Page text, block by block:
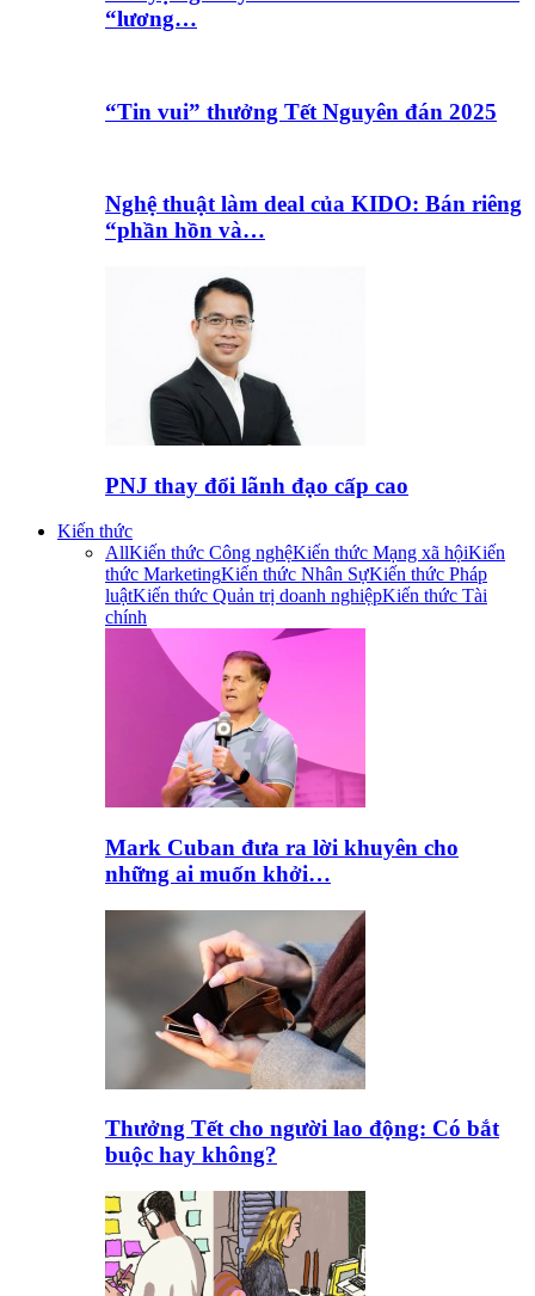
“lương…
“Tin vui” thưởng Tết Nguyên đán 2025
Nghệ thuật làm deal của KIDO: Bán riêng
“phần hồn và…
PNJ thay đổi lãnh đạo cấp cao
Kiến thức
AllKiến thức Công nghệKiến thức Mạng xã hộiKiến
thức MarketingKiến thức Nhân SựKiến thức Pháp
luậtKiến thức Quản trị doanh nghiệpKiến thức Tài
chính
Mark Cuban đưa ra lời khuyên cho
những ai muốn khởi…
Thưởng Tết cho người lao động: Có bắt
buộc hay không?